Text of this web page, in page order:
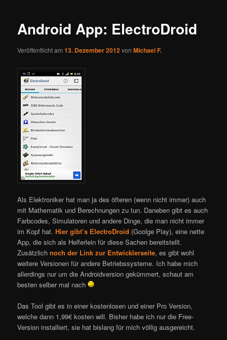
Android App: ElectroDroid
Veröffentlicht am13. Dezember 2012vonMichael F.
Als Elektroniker hat man ja des öfteren (wenn nicht immer) auch
mit Mathematik und Berechnungen zu tun. Daneben gibt es auch
Farbcodes, Simulatoren und andere Dinge, die man nicht immer
im Kopf hat.Hier gibt’s ElectroDroid (Goolge Play), eine nette
App, die sich als Helferlein für diese Sachen bereitstellt.
Zusätzlich noch der Link zur Entwicklerseite, es gibt wohl
weitere Versionen für andere Betriebssysteme. Ich habe mich
allerdings nur um die Androidversion gekümmert, schaut am
besten selber mal nach
Das Tool gibt es in einer kostenlosen und einer Pro Version,
welche dann 1,99€ kosten will. Bisher habe ich nur die Free-
Version installiert, sie hat bislang für mich völlig ausgereicht.